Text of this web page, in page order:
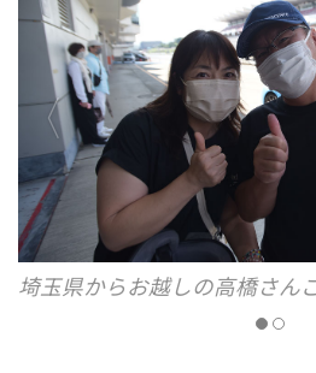
埼玉県からお越しの高橋さん